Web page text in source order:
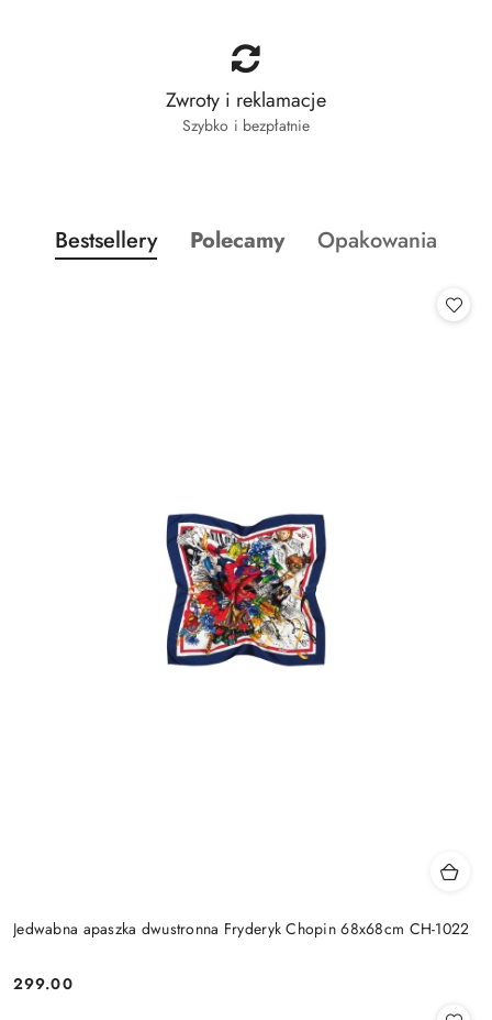
Zwroty i reklamacje
Szybko i bezpłatnie
Pomiń karuzelę produktów
Produkty o statusie:
Bestsellery Produkty o statusie:
Polecamy Produkty o
Opakowania
Jedwabna apaszka dwustronna Fryderyk Chopin 68x68cm CH-1022
Cena:
299.00